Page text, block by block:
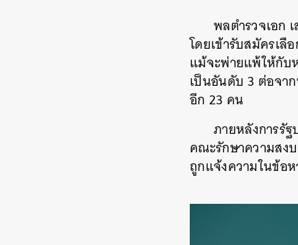
พลตำรวจเอก
โดยเข้ารับสมัครเลื
แม้จะพ่ายแพ้ให้กับ
เป็นอันดับ 3 ต่อจา
อีก 23 คน
ภายหลังการรั
คณะรักษาความสง
ถูกแจ้งความในข้อ